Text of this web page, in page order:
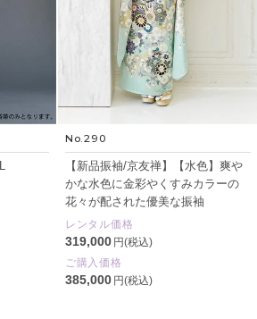
No.290
【新品振袖/京友禅】【水色】爽や
かな水色に金彩やくすみカラーの
花々が配された優美な振袖
レンタル価格
319,000 円(税込)
ご購入価格
385,000 円(税込)